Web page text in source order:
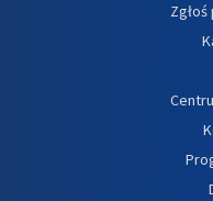
Zgłoś